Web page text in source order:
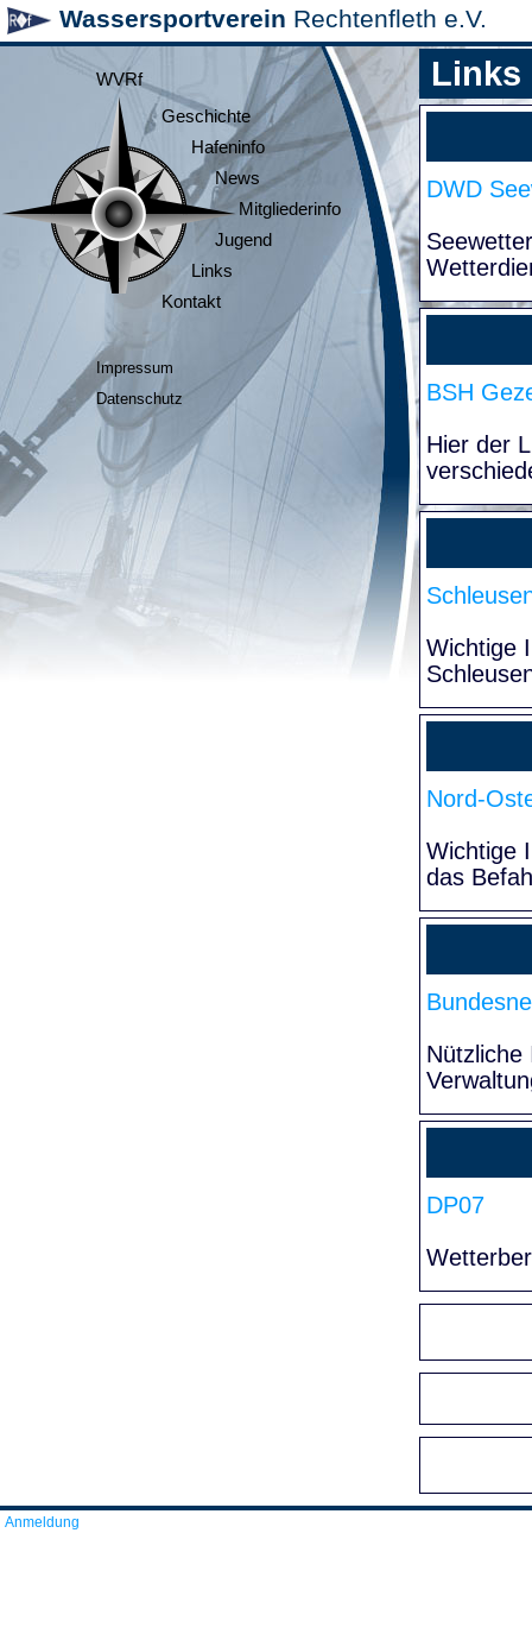
Wassersportverein Rechtenfleth e.V.
WVRf
Geschichte
Hafeninfo
News
Mitgliederinfo
Jugend
Links
Kontakt
Impressum
Datenschutz
Links
DWD
BSH
Hier der
Wichtige
Nord-
Wichtige
das
Nützliche
DP07
Anmeldung